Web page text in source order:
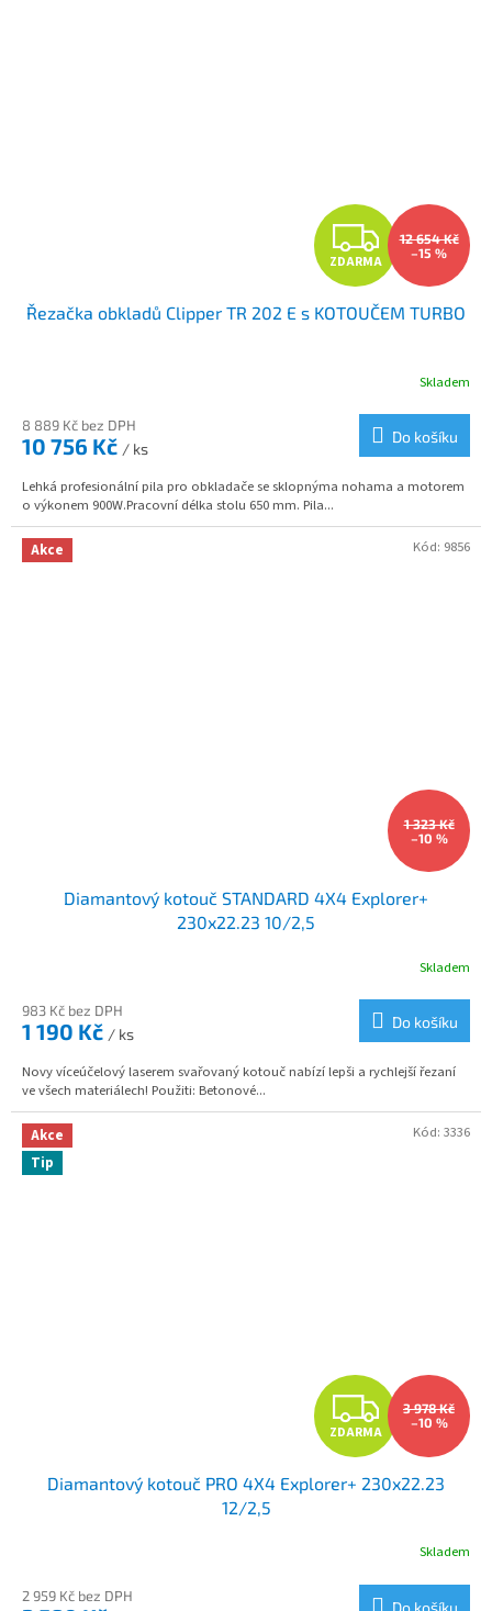
Z
D
A
M
A
ZDARMA
12 654 Kč
–15 %
Řezačka obkladů Clipper TR 202 E s KOTOUČEM TURBO
Skladem
8 889 Kč bez DPH
10 756 Kč / ks
Do košíku
Lehká profesionální pila pro obkladače se sklopnýma nohama a motorem
o výkonem 900W.Pracovní délka stolu 650 mm. Pila...
Akce
1 323 Kč
–10 %
Diamantový kotouč STANDARD 4X4 Explorer+
230x22.23 10/2,5
Skladem
983 Kč bez DPH
1 190 Kč / ks
Do košíku
Novy víceúčelový laserem svařovaný kotouč nabízí lepši a rychlejší řezaní
ve všech materiálech! Použiti: Betonové...
Kód: 9856
Akce
Tip
Z
D
A
M
ZDARMA
3 978 Kč
–10 %
Diamantový kotouč PRO 4X4 Explorer+ 230x22.23
12/2,5
Skladem
2 959 Kč bez DPH
Do košíku
Kód: 3336